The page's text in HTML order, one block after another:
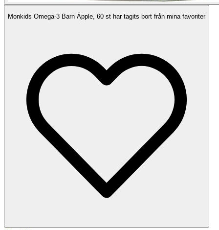
Monkids Omega-3 Barn Äpple, 60 st har tagits bort från mina favoriter